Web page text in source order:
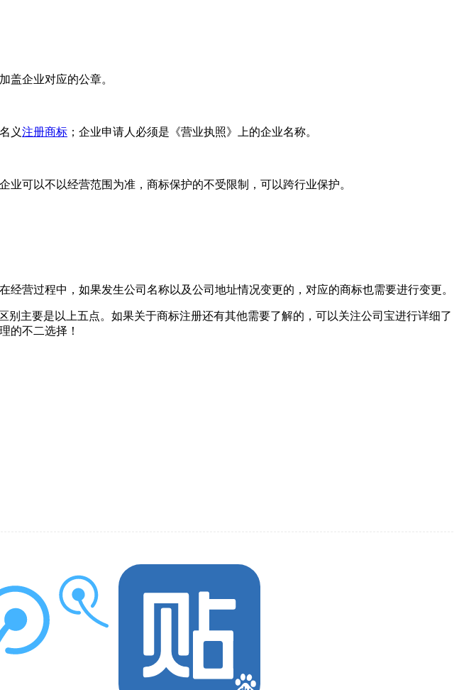
企业对应的公章。
义注册商标 ；企业申请人必须是《营业执照》上的企业名称。
可以不以经营范围为准，商标保护的不受限制，可以跨行业保护。
经营过程中，如果发生公司名称以及公司地址情况变更的，对应的商标也需要进行变更。
主要是以上五点。如果关于商标注册还有其他需要了解的，可以关注公司宝进行详细了
的不二选择！